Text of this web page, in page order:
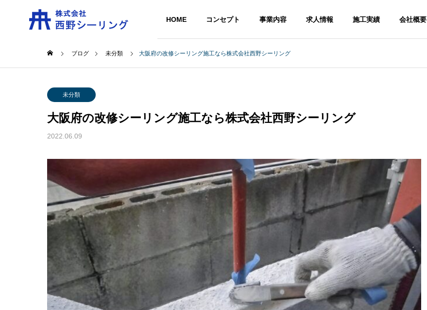
HOME コンセプト 事業内容 求人情報 施工実績 会社概要
ブログ 未分類 大阪府の改修シーリング施工なら株式会社西野シーリング
未分類
大阪府の改修シーリング施工なら株式会社西野シーリング
2022.06.09